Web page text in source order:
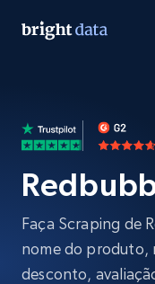
Faça Scraping de
nome do produto,
desconto,